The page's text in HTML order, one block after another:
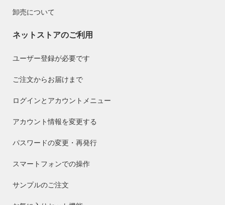
卸売について
ネットストアのご利用
ユーザー登録が必要です
ご注文からお届けまで
ログインとアカウントメニュー
アカウント情報を変更する
パスワードの変更・再発行
スマートフォンでの操作
サンプルのご注文